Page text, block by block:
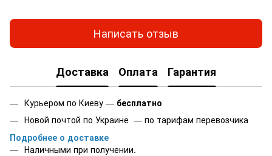
Написать отзыв
Доставка Оплата Гарантия
Курьером по Киеву — бесплатно
Новой почтой по Украине — по тарифам перевозчика
Подробнее о доставке
Наличными при получении.